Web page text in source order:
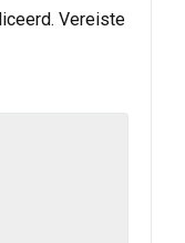
Vereiste